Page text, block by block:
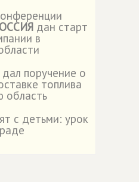
дан старт
в
поручение о
топлива
область
с детьми: урок